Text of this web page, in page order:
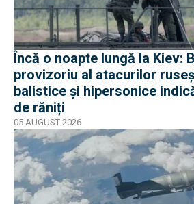
Încă o noapte lungă la Kiev:
provizoriu al atacurilor
balistice și hipersonice
de răniți
05 AUGUST 2026